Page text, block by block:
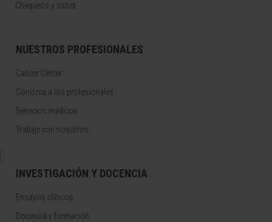
Chequeos y salud
NUESTROS PROFESIONALES
Cancer Center
Conozca a los profesionales
Servicios médicos
Trabaje con nosotros
INVESTIGACIÓN Y DOCENCIA
Ensayos clínicos
Docencia y formación